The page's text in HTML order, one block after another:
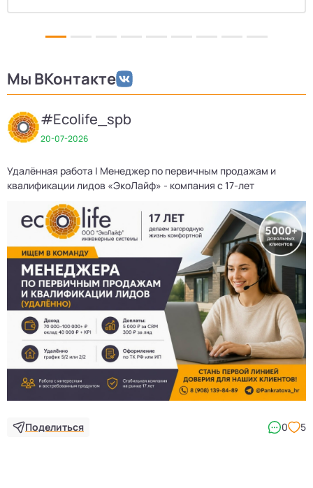
Мы ВКонтакте
#Ecolife_spb
20-07-2026
Удалённая работа | Менеджер по первичным продажам и
квалификации лидов «ЭкоЛайф» - компания с 17-лет
Поделиться 0 5